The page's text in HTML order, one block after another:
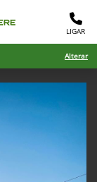
LIGAR
Alterar